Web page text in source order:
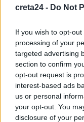
creta24 - Do Not
If you wish to opt-
processing of your
targeted advertising
section to confirm
opt-out request is
interest-based ads
us or personal
your opt-out. You
disclosure of your
Δεκαπενταύγουστου
Καύσωνας και υψηλή
8 Αυγούστου, 2026
Πότε λήγουν τα
«Σπίτι μου ΙΙ»
8 Αυγούστου, 2026